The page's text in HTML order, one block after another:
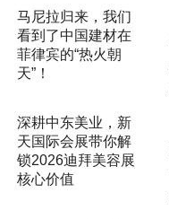
深耕中东美业，新
天国际会展带你解
锁2026迪拜美容展
核心价值